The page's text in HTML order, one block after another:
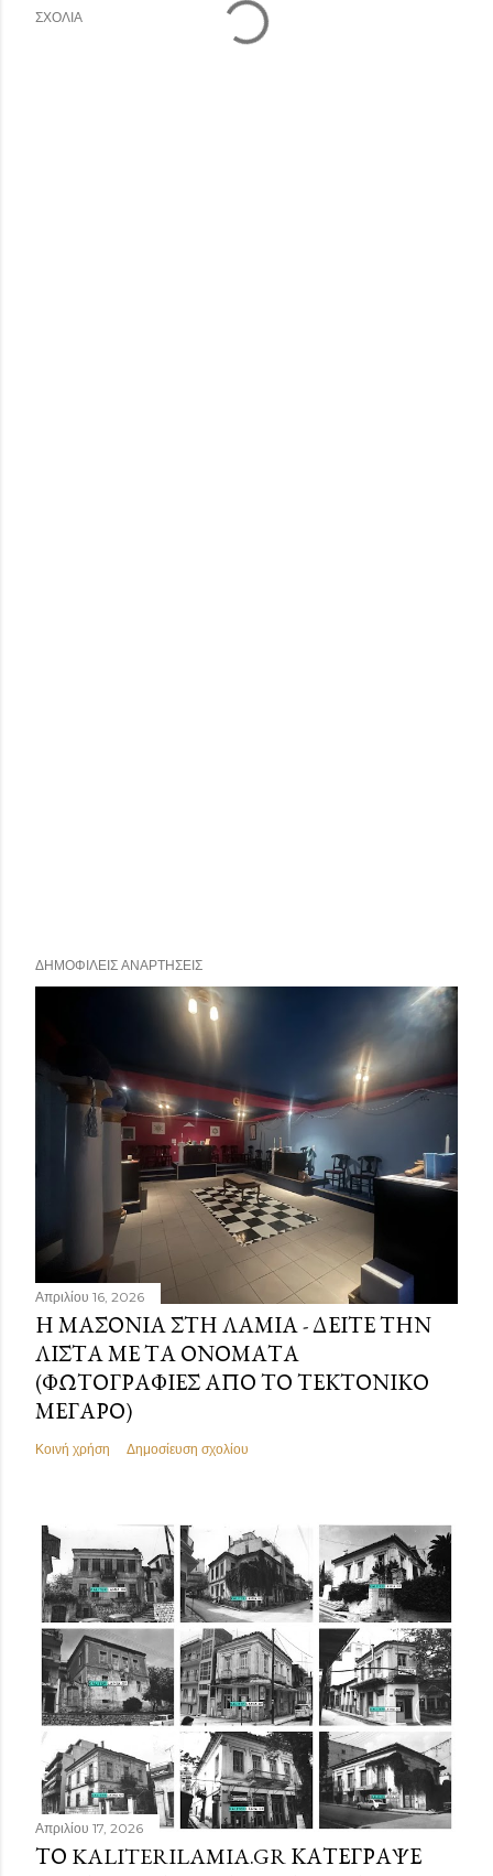
ΣΧΌΛΙΑ
ΔΗΜΟΦΙΛΕΊΣ ΑΝΑΡΤΉΣΕΙΣ
Απριλίου 16, 2026
Η ΜΑΣΟΝΊΑ ΣΤΗ ΛΑΜΊΑ - ΔΕΊΤΕ ΤΗΝ
ΛΊΣΤΑ ΜΕ ΤΑ ΟΝΌΜΑΤΑ
(ΦΩΤΟΓΡΑΦΊΕΣ ΑΠΌ ΤΟ ΤΕΚΤΟΝΙΚΌ
ΜΈΓΑΡΟ)
Κοινή χρήση Δημοσίευση σχολίου
Απριλίου 17, 2026
ΤΟ KALITERILAMIA.GR ΚΑΤΈΓΡΑΨΕ